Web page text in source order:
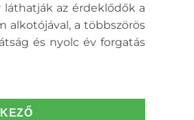
az érdeklődők a
alkotójával, a többszörös
és nyolc év forgatás